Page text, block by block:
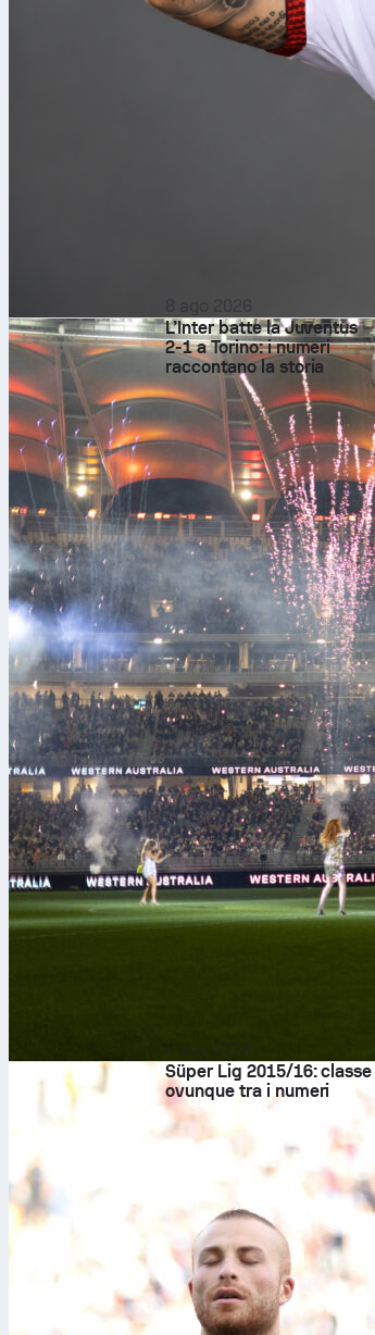
L’Inter batte la Juventus
2-1 a Torino: i numeri
raccontano la storia
Süper Lig 2015/16: classe
ovunque tra i numeri